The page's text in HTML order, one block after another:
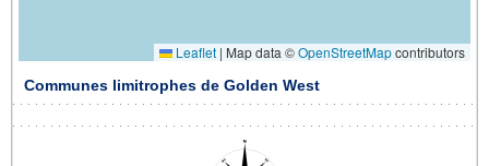
Leaflet | Map data ©OpenStreetMapcontributors
Communes limitrophes de Golden West